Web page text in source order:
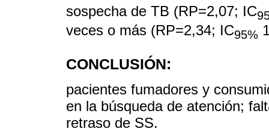
sospecha de TB (RP=2,07; IC
veces o más (RP=2,34; IC95%
CONCLUSIÓN:
pacientes fumadores y
en la búsqueda de atención;
retraso de SS.